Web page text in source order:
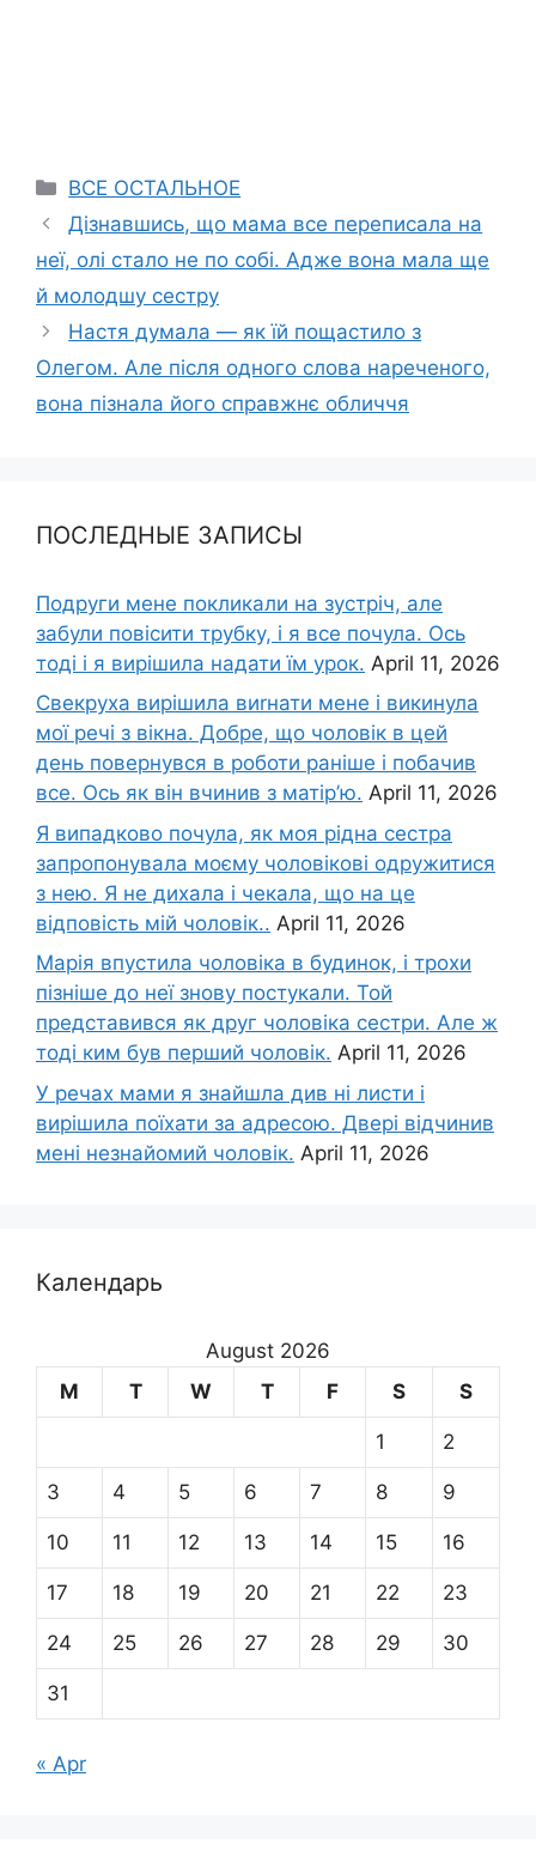
Categories
ВСЕ ОСТАЛЬНОЕ
Дізнавшись, що мама все переписала на
неї, олі стало не по собі. Адже вона мала ще
й молодшу сестру
Настя думала — як їй пощастило з
Олегом. Але після одного слова нареченого,
вона пізнала його справжнє обличчя
ПОСЛЕДНЫЕ ЗАПИСЫ
Подруги мене покликали на зустріч, але
забули повісити трубку, і я все почула. Ось
тоді і я вирішила надати їм урок. April 11, 2026
Свекруха вирішила виrнати мене і викинула
мої речі з вікна. Добре, що чоловік в цей
день повернувся в роботи раніше і побачив
все. Ось як він вчинив з матір’ю. April 11, 2026
Я випадково почула, як моя рідна сестра
запропонувала моєму чоловікові одружитися
з нею. Я не дихала і чекала, що на це
відповість мій чоловік.. April 11, 2026
Марія впустила чоловіка в будинок, і трохи
пізніше до неї знову постукали. Той
представився як друг чоловіка сестри. Але ж
тоді ким був перший чоловік. April 11, 2026
У речах мами я знайшла див ні листи і
вирішила поїхати за адресою. Двері відчинив
мені незнайомий чоловік. April 11, 2026
Календарь
August 2026
M
T W T F S S
1 2
3 4 5 6 7 8 9
10 11 12 13 14 15 16
17 18 19 20 21 22 23
24 25 26 27 28 29 30
31
« Apr